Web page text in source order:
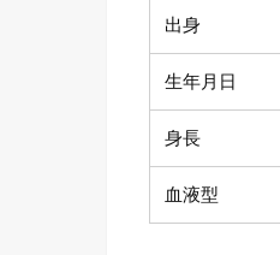
出身
生年月日
身長
血液型